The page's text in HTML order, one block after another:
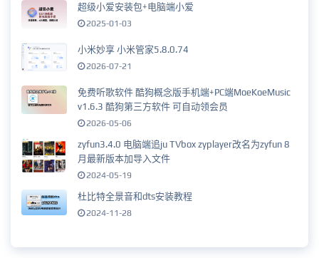
超级小爱安装包+电脑端小爱
2025-01-03
小米妙享 小米管家5.8.0.74
2026-07-21
免费听歌软件 酷狗概念版手机端+PC端MoeKoeMusic
v1.6.3 酷狗第三方软件 可自动领会员
2026-05-06
zyfun3.4.0 电脑端追ju TVbox zyplayer改名为zyfun 8
月最新版本加导入文件
2024-05-19
杜比特全景音和dts安装教程
2024-11-28